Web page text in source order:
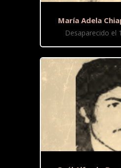
María Adela
Desaparecido el